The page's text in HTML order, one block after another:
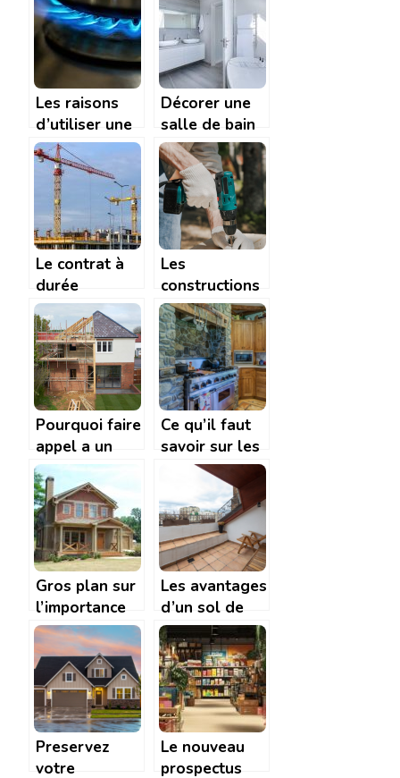
economiser de
l’eau
chaleur dans
la maison?
Les raisons
d’utiliser une
plaque de
cuisson mixte
Décorer une
salle de bain
en bois
Le contrat à
durée
indéterminée
de chantier
(CDIC)
Les
constructions
modulaires :
ce qu’il faut
savoir
Pourquoi faire
appel a un
constructeur
de maison
individuelle
sur mesure ?
Ce qu’il faut
savoir sur les
appareils de
chauffage
Gros plan sur
l’importance
d’opter pour
une
construction
en bois
Les avantages
d’un sol de
terrasse
parfaitement
nivele grace
au carrelage
sur plots
Preservez
votre
Le nouveau
prospectus